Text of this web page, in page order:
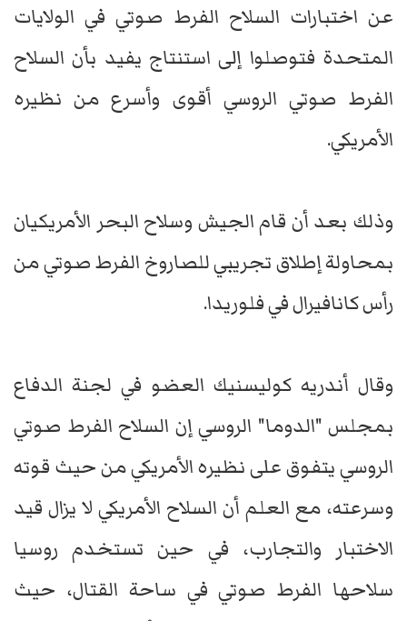
عن اختبارات السلاح الفرط صوتي في الولايات
المتحدة فتوصلوا إلى استنتاج يفيد بأن السلاح
الفرط صوتي الروسي أقوى وأسرع من نظيره
الأمريكي.
وذلك بعد أن قام الجيش وسلاح البحر الأمريكيان
بمحاولة إطلاق تجريبي للصاروخ الفرط صوتي من
رأس كانافيرال في فلوريدا.
وقال أندريه كوليسنيك العضو في لجنة الدفاع
بمجلس "الدوما" الروسي إن السلاح الفرط صوتي
الروسي يتفوق على نظيره الأمريكي من حيث قوته
وسرعته، مع العلم أن السلاح الأمريكي لا يزال قيد
الاختبار والتجارب، في حين تستخدم روسيا
سلاحها الفرط صوتي في ساحة القتال، حيث